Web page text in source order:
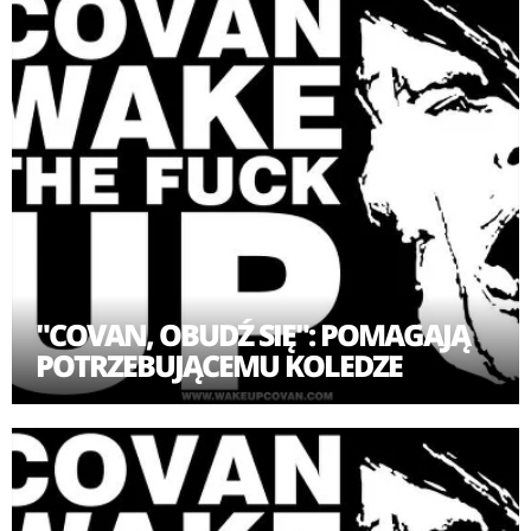
Snatch, eks- Decapitated), basista Andrzej Hejmej (Thy
Disease) oraz pałker James Stewart ( znany m.in.
muzykowania z formacjami Vader, Decapitated, Divine
Chaos, Sceptic i Corruption).
"COVAN, OBUDŹ SIĘ": POMAGAJĄ
POTRZEBUJĄCEMU KOLEDZE